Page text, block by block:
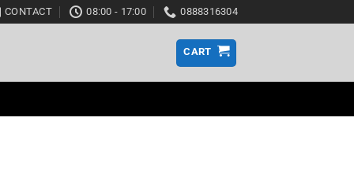
CONTACT 08:00 - 17:00 0888316304
CART